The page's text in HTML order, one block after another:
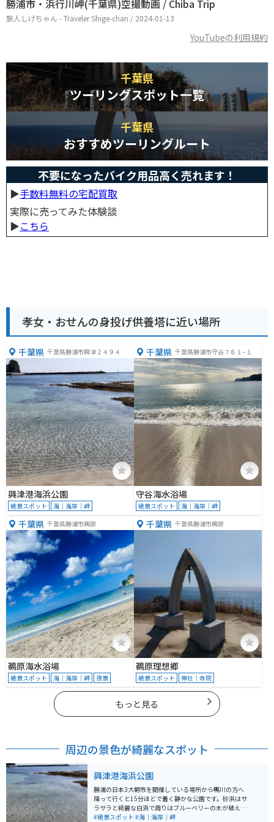
勝浦市・浜行川岬(千葉県)空撮動画 / Chiba Trip
旅人しげちゃん - Traveler Shige-chan / 2024-01-13
YouTubeの利用規約
千葉県
ツーリングスポット一覧
千葉県
おすすめツーリングルート
不要になったバイク用品高く売れます！
▶︎手数料無料の宅配買取
実際に売ってみた体験談
▶︎こちら
孝女・おせんの身投げ供養塔に近い場所
千葉県 千葉県勝浦市興津２４９４
興津港海浜公園
絶景スポット 海｜海岸｜岬
千葉県 千葉県勝浦市守谷７６１−１
守谷海水浴場
絶景スポット 海｜海岸｜岬
千葉県 千葉県勝浦市鵜原
鵜原海水浴場
絶景スポット 海｜海岸｜岬 夜景
千葉県 千葉県勝浦市鵜原
鵜原理想郷
絶景スポット 神社｜寺院
もっと見る
周辺の景色が綺麗なスポット
興津港海浜公園
勝浦の日本3大朝市を開催している場所から鴨川の方へ
降って行くと15分ほどで着く静かな公園です。砂浜はサ
ラサラと綺麗な白浜で周りはブルーベリーの木が植えら
れています。利用者は近隣の人が散歩で利用しているく
#絶景スポット #海｜海岸｜岬